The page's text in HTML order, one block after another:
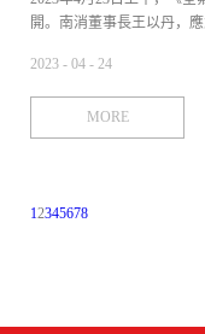
召開
開。南消董事長王以丹，
消防研究所質檢中心副主
第三檢測部主任楊亮，中
司、浙江省化工研究院有
管理管理部天津消防研究
2023 - 04 - 24
MORE
12345678